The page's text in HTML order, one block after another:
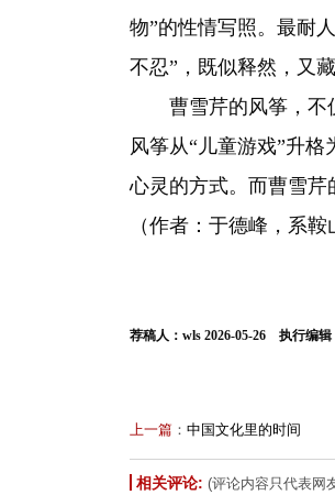
物”的性情写照。最耐
不忍”，既似释然，又藏
曹雪芹的风筝，不仅
风筝从“儿童游戏”升
心灵的方式。而曹雪芹
（作者：于德峰，系
荐稿人：wls 2026-05-26 执行编
上一篇 ： 中国文化里的时间
相关评论: (评论内容只代表网